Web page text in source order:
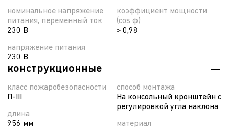
номинальное напряжение
питания, переменный ток
230 В
напряжение питания
230 В
коэффициент мощности
(cos φ)
> 0,98
конструкционные
класс пожаробезопасности
П-ІІІ
длина
956 мм
способ монтажа
На консольный кронштейн с
регулировкой угла наклона
материал